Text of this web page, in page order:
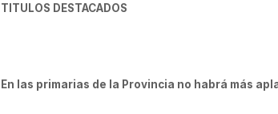
TITULOS DESTACADOS
En las primarias de la Provincia no habrá más